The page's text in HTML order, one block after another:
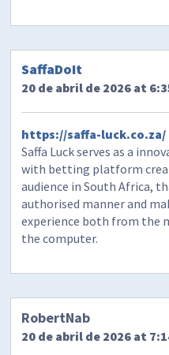
SaffaDoIt
20 de abril de 2026 at
https://saffa-luck.co.za/
Saffa Luck serves as a
with betting platform
audience in South Africa,
authorised manner and
experience both from the
the computer.
RobertNab
20 de abril de 2026 at